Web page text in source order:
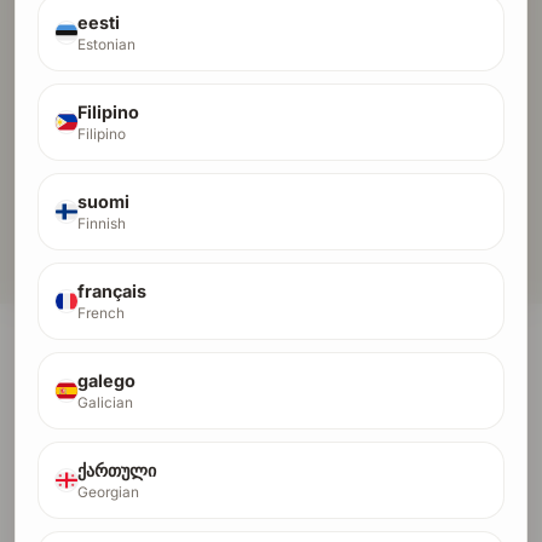
eesti
Estonian
Filipino
Filipino
suomi
Finnish
français
French
galego
Galician
ქართული
Georgian
high-quality fashion for modern style. Look
Beyond Sight.
OTHER
Domain Rating เป็นตัวกำหนดว่าเว็บไซต์ของคุณส่งต่อ
ดีแค่ไหนสำหรับคีย์เวิร์ดเชิงพาณิชย์